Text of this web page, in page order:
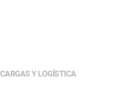
CARGAS Y LOGÍSTICA